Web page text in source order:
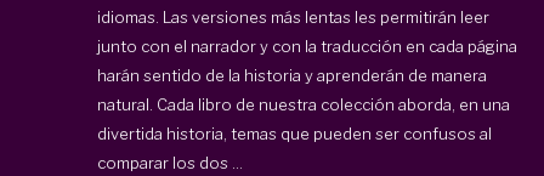
idiomas. Las versiones más lentas les permitirán leer
junto con el narrador y con la traducción en cada página
harán sentido de la historia y aprenderán de manera
natural. Cada libro de nuestra colección aborda, en una
divertida historia, temas que pueden ser confusos al
comparar los dos ...